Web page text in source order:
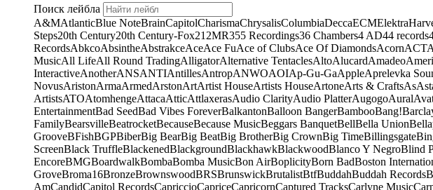
Поиск лейбла
A&MAtlanticBlue NoteBrainCapitolCharismaChrysalisColumbiaDeccaECMElektra
Steps20th Century20th Century-Fox21 2MR355 Recordings36 Chambers4 AD44 records
RecordsAbkcoAbsintheAbstrakceAceAce FuAce of ClubsAce Of DiamondsAcornACT
MusicAll LifeAll Round TradingAlligatorAlternative TentaclesAltoAlucardAmadeo
InteractiveAnotherANSANTIAntillesAntropANWOAOIAp-Gu-GaAppleAprelevka
NovusAristonArmaArmedArstonArtArtist HouseArtists HouseArtoneArts & CraftsAs
ArtistsATOAtomhengeAttacaAtticAttlaxerasAudio ClarityAudio PlatterAugogoAural
EntertainmentBad SeedBad Vibes ForeverBalkantonBalloon BangerBambooBang!
FamilyBearsvilleBeatrocketBecauseBecause MusicBeggars BanquetBellBella Union
GrooveBFishBGPBiberBig BearBig BeatBig BrotherBig CrownBig TimeBillingsgate
ScreenBlack TruffleBlackenedBlackgroundBlackhawkBlackwoodBlanco Y NegroBlind
EncoreBMGBoardwalkBombaBomba MusicBon AirBoplicityBorn BadBoston
GroveBroma16BronzeBrownswoodBRSBrunswickBrutalistBtfBuddahBuddah Records
AmCandidCapitol RecordsCapriccioCapriceCapricornCaptured TracksCarlyne Music